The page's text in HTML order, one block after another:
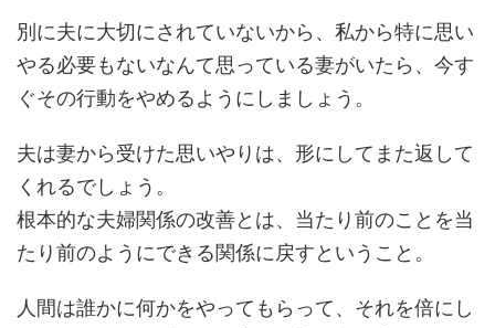
別に夫に大切にされていないから、私から特に思い
やる必要もないなんて思っている妻がいたら、今す
ぐその行動をやめるようにしましょう。
夫は妻から受けた思いやりは、形にしてまた返して
くれるでしょう。
根本的な夫婦関係の改善とは、当たり前のことを当
たり前のようにできる関係に戻すということ。
人間は誰かに何かをやってもらって、それを倍にし